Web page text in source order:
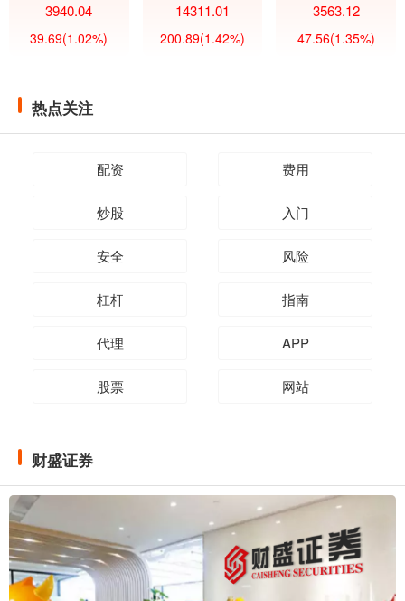
3940.04
39.69(1.02%)
14311.01
200.89(1.42%)
3563.12
47.56(1.35%)
热点关注
配资 费用
炒股 入门
安全 风险
杠杆 指南
代理 APP
股票 网站
财盛证券